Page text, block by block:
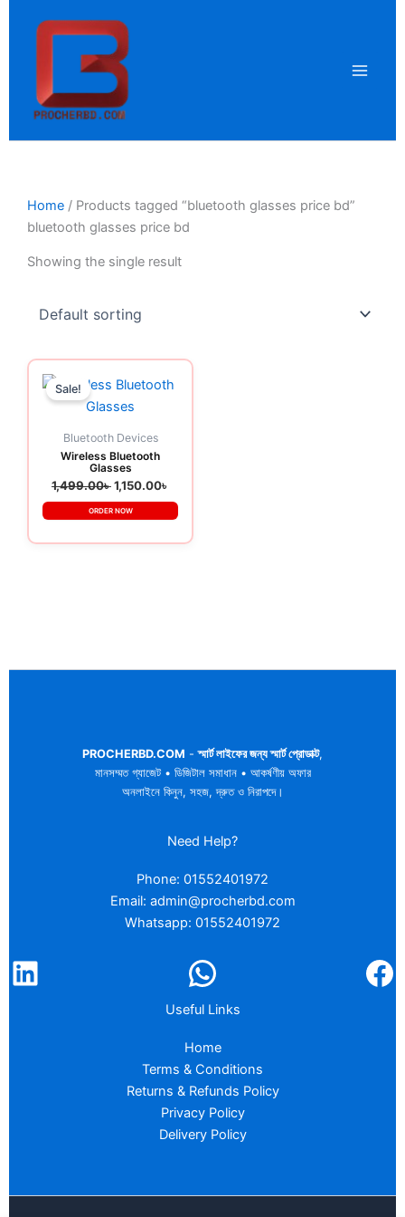
Home / Products tagged “bluetooth glasses price bd”
bluetooth glasses price bd
Showing the single result
Sale!
Bluetooth Devices
Wireless Bluetooth
Glasses
1,499.00৳
price
1,499.00৳ .
1,150.00৳
Current
price
ORDER NOW
PROCHERBD.COM -স্মার্ট লাইফের জন্য স্মার্ট প্রোডাক্ট,
মানসম্মত গ্যাজেট • ডিজিটাল সমাধান • আকর্ষণীয় অফার
অনলাইনে কিনুন, সহজ, দ্রুত ও নিরাপদে।
Need Help?
Phone: 01552401972
Email: admin@procherbd.com
Whatsapp: 01552401972
Useful Links
Home
Terms & Conditions
Returns & Refunds Policy
Privacy Policy
Delivery Policy